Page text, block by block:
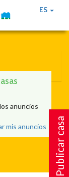
ES
Publicar casa
anuncios
mis anuncios